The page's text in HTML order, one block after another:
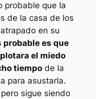
probable que la
de la casa de los
en su
probable es que
el miedo
tiempode la
para asustarla.
sigue siendo